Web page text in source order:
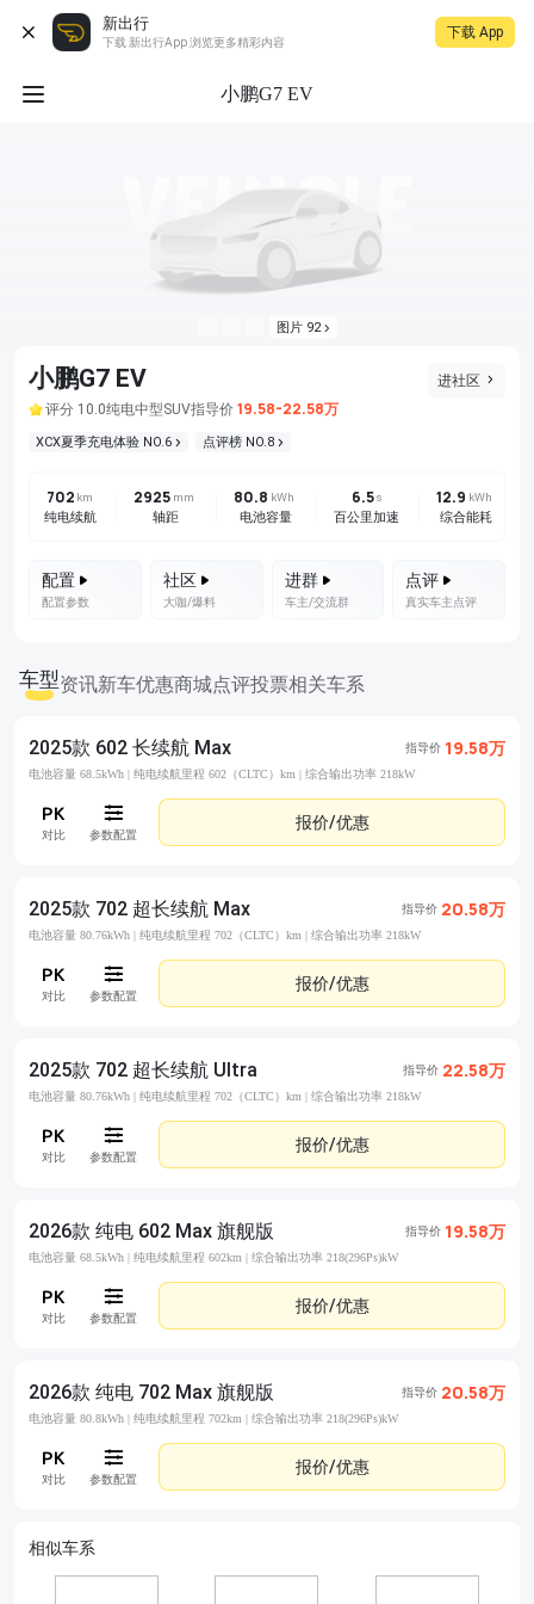
新出行
下载 新出行App 浏览更多精彩内容
下载 App
小鹏G7 EV
图片 92
进社区
小鹏G7 EV
评分 10.0纯电中型SUV指导价 19.58-22.58万
XCX夏季充电体验 NO.6 点评榜 NO.8
702 km
纯电续航
2925 mm
轴距
80.8 kWh
电池容量
6.5 s
百公里加速
12.9 kWh
综合能耗
配置
配置参数
社区
大咖/爆料
进群
车主/交流群
点评
真实车主点评
车型资讯新车优惠商城点评投票相关车系
2025款 602 长续航 Max 指导价 19.58万
电池容量 68.5kWh | 纯电续航里程 602（CLTC）km | 综合输出功率 218kW
对比 参数配置
报价/优惠
2025款 702 超长续航 Max 指导价 20.58万
电池容量 80.76kWh | 纯电续航里程 702（CLTC）km | 综合输出功率 218kW
对比 参数配置
报价/优惠
2025款 702 超长续航 Ultra 指导价 22.58万
电池容量 80.76kWh | 纯电续航里程 702（CLTC）km | 综合输出功率 218kW
对比 参数配置
报价/优惠
2026款 纯电 602 Max 旗舰版 指导价 19.58万
电池容量 68.5kWh | 纯电续航里程 602km | 综合输出功率 218(296Ps)kW
对比 参数配置
报价/优惠
2026款 纯电 702 Max 旗舰版 指导价 20.58万
电池容量 80.8kWh | 纯电续航里程 702km | 综合输出功率 218(296Ps)kW
对比 参数配置
报价/优惠
相似车系